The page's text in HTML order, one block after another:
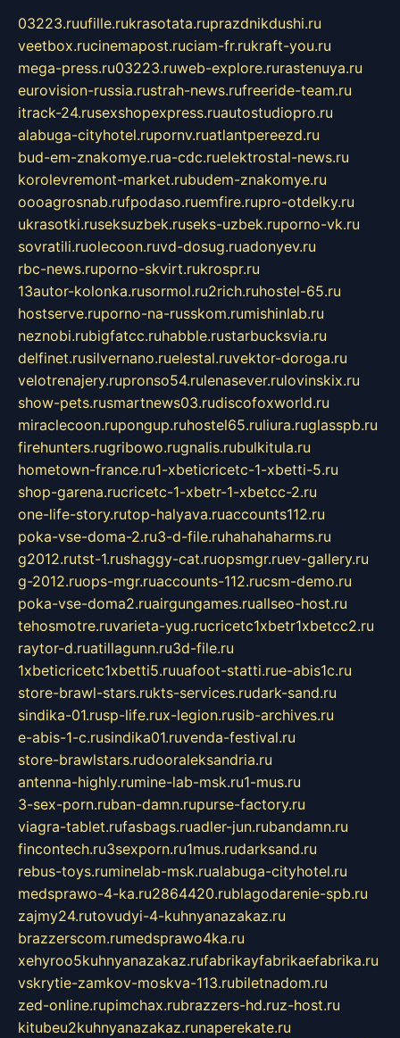
03223.ruufille.rukrasotata.ruprazdnikdushi.ru
veetbox.rucinemapost.ruciam-fr.rukraft-you.ru
mega-press.ru03223.ruweb-explore.rurastenuya.ru
eurovision-russia.rustrah-news.rufreeride-team.ru
itrack-24.rusexshopexpress.ruautostudiopro.ru
alabuga-cityhotel.rupornv.ruatlantpereezd.ru
bud-em-znakomye.rua-cdc.ruelektrostal-news.ru
korolevremont-market.rubudem-znakomye.ru
oooagrosnab.rufpodaso.ruemfire.rupro-otdelky.ru
ukrasotki.ruseksuzbek.ruseks-uzbek.ruporno-vk.ru
sovratili.ruolecoon.ruvd-dosug.ruadonyev.ru
rbc-news.ruporno-skvirt.rukrospr.ru
13autor-kolonka.rusormol.ru2rich.ruhostel-65.ru
hostserve.ruporno-na-russkom.rumishinlab.ru
neznobi.rubigfatcc.ruhabble.rustarbucksvia.ru
delfinet.rusilvernano.ruelestal.ruvektor-doroga.ru
velotrenajery.rupronso54.rulenasever.rulovinskix.ru
show-pets.rusmartnews03.rudiscofoxworld.ru
miraclecoon.rupongup.ruhostel65.ruliura.ruglasspb.ru
firehunters.rugribowo.rugnalis.rubulkitula.ru
hometown-france.ru1-xbeticricetc-1-xbetti-5.ru
shop-garena.rucricetc-1-xbetr-1-xbetcc-2.ru
one-life-story.rutop-halyava.ruaccounts112.ru
poka-vse-doma-2.ru3-d-file.ruhahahaharms.ru
g2012.rutst-1.rushaggy-cat.ruopsmgr.ruev-gallery.ru
g-2012.ruops-mgr.ruaccounts-112.rucsm-demo.ru
poka-vse-doma2.ruairgungames.ruallseo-host.ru
tehosmotre.ruvarieta-yug.rucricetc1xbetr1xbetcc2.ru
raytor-d.ruatillagunn.ru3d-file.ru
1xbeticricetc1xbetti5.ruuafoot-statti.rue-abis1c.ru
store-brawl-stars.rukts-services.rudark-sand.ru
sindika-01.rusp-life.rux-legion.rusib-archives.ru
e-abis-1-c.rusindika01.ruvenda-festival.ru
store-brawlstars.rudooraleksandria.ru
antenna-highly.rumine-lab-msk.ru1-mus.ru
3-sex-porn.ruban-damn.rupurse-factory.ru
viagra-tablet.rufasbags.ruadler-jun.rubandamn.ru
fincontech.ru3sexporn.ru1mus.rudarksand.ru
rebus-toys.ruminelab-msk.rualabuga-cityhotel.ru
medsprawo-4-ka.ru2864420.rublagodarenie-spb.ru
zajmy24.rutovudyi-4-kuhnyanazakaz.ru
brazzerscom.rumedsprawo4ka.ru
xehyroo5kuhnyanazakaz.rufabrikayfabrikaefabrika.ru
vskrytie-zamkov-moskva-113.rubiletnadom.ru
zed-online.rupimchax.rubrazzers-hd.ruz-host.ru
kitubeu2kuhnyanazakaz.runaperekate.ru